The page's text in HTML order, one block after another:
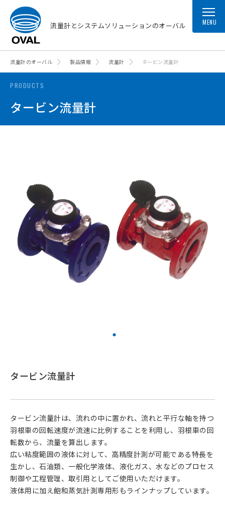
流量計とシステムソリューションのオーバル MENU
流量計のオーバル 製品情報 流量計 タービン流量計
PRODUCTS
タービン流量計
タービン流量計
タービン流量計は、流れの中に置かれ、流れと平行な軸を持つ
羽根車の回転速度が流速に比例することを利用し、羽根車の回
転数から、流量を算出します。
広い粘度範囲の液体に対して、高精度計測が可能である特長を
生かし、石油類、一般化学液体、液化ガス、水などのプロセス
制御や工程管理、取引用としてご使用いただけます。
液体用に加え飽和蒸気計測専用形もラインナップしています。